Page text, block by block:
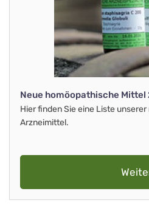
Neue homöopathische Mittel
Hier finden Sie eine Liste
Arzneimittel.